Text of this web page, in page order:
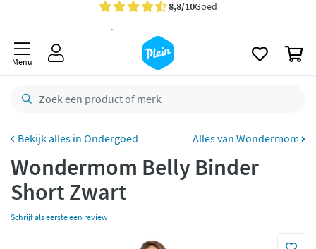
Gratisbezorging vanaf 35,- *
Bestelling uiterlijkzaterdag
retourneren
CO2 neutraal bezorgd
Betaal met Klarna
Menu
Ondergoed Alles van Wondermom
Wondermom Belly Binder
Short Zwart
Schrijf als eerste een review